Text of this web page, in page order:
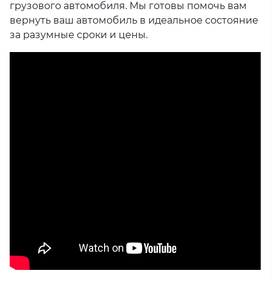
грузового автомобиля. Мы готовы помочь вам
вернуть ваш автомобиль в идеальное состояние
за разумные сроки и цены.